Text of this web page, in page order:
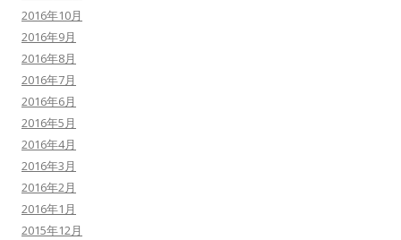
2016年10月
2016年9月
2016年8月
2016年7月
2016年6月
2016年5月
2016年4月
2016年3月
2016年2月
2016年1月
2015年12月